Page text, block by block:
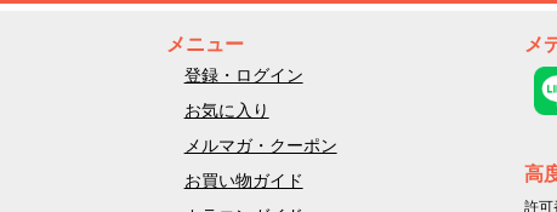
メニュー
登録・ログイン
お気に入り
メルマガ・クーポン
お買い物ガイド
メ
高
許可